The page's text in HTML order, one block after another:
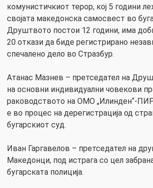
комунистичкиот терор, кој 5 години
својата македонска самосвест во
Друштвото постои 12 години, има
20 откази да биде регистрирано
спечалено дело во Стразбур.
Атанас Мазнев – претседател на
на основни индивидуални човекови
раководството на ОМО „Илинден“-
е во процес на дерегистрација од
бугарскиот суд.
Иван Гаргавелов – претседател на
Македонци, под истрага со цел
бугарската полиција.